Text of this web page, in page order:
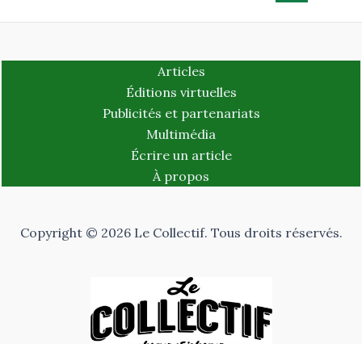
Articles
Éditions virtuelles
Publicités et partenariats
Multimédia
Écrire un article
À propos
Copyright © 2026 Le Collectif. Tous droits réservés.